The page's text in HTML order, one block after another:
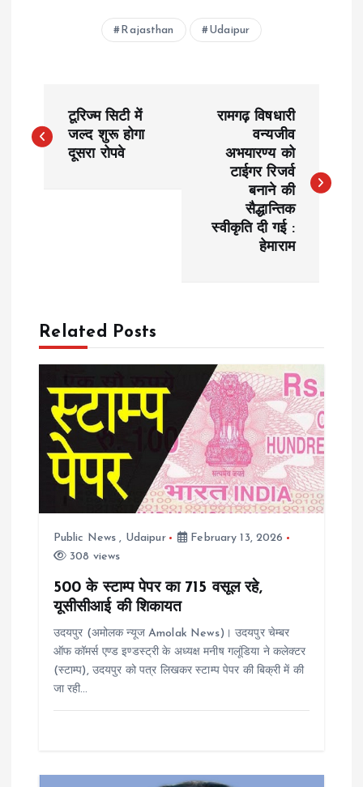
Rajasthan Udaipur
o
v
a
टूरिज्म सिटी में
जल्द शुरू होगा
दूसरा रोपवे
रामगढ़ विषधारी
वन्यजीव
अभयारण्य को
टाईगर रिजर्व
बनाने की
सैद्धान्तिक
स्वीकृति दी गई :
हेमाराम
Related Posts
Public News , Udaipur
February 13, 2026
308 views
500 के स्टाम्प पेपर का 715 वसूल रहे,
यूसीसीआई की शिकायत
उदयपुर (अमोलक न्यूज Amolak News)। उदयपुर चेम्बर
ऑफ कॉमर्स एण्ड इण्डस्ट्री के अध्यक्ष मनीष गलूंडिया ने कलेक्टर
(स्टाम्प), उदयपुर को पत्र लिखकर स्टाम्प पेपर की बिक्री में की
जा रही…